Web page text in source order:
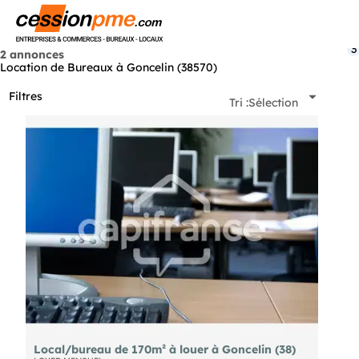
2 annonces
Location de Bureaux à Goncelin (38570)
Filtres
3
Tri :Sélection
Local/bureau de 170m² à louer à Goncelin (38)